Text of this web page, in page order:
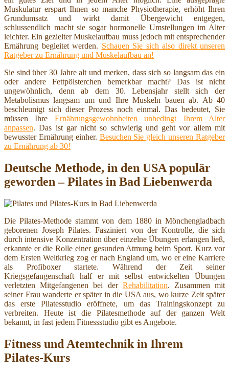
Muskulatur erspart Ihnen so manche Physiotherapie, erhöht Ihren
Grundumsatz und wirkt damit Übergewicht entgegen,
schlussendlich macht sie sogar hormonelle Umstellungen im Alter
leichter. Ein gezielter Muskelaufbau muss jedoch mit entsprechender
Ernährung begleitet werden. Schauen Sie sich also direkt unseren
Ratgeber zu Ernährung und Muskelaufbau an!
Sie sind über 30 Jahre alt und merken, dass sich so langsam das ein
oder andere Fettpölsterchen bemerkbar macht? Das ist nicht
ungewöhnlich, denn ab dem 30. Lebensjahr stellt sich der
Metabolismus langsam um und Ihre Muskeln bauen ab. Ab 40
beschleunigt sich dieser Prozess noch einmal. Das bedeutet, Sie
müssen Ihre Ernährungsgewohnheiten unbedingt Ihrem Alter
anpassen. Das ist gar nicht so schwierig und geht vor allem mit
bewusster Ernährung einher. Besuchen Sie gleich unseren Ratgeber
zu Ernährung ab 30!
Deutsche Methode, in den USA populär
geworden – Pilates in Bad Liebenwerda
Die Pilates-Methode stammt von dem 1880 in Mönchengladbach
geborenen Joseph Pilates. Fasziniert von der Kontrolle, die sich
durch intensive Konzentration über einzelne Übungen erlangen ließ,
erkannte er die Rolle einer gesunden Atmung beim Sport. Kurz vor
dem Ersten Weltkrieg zog er nach England um, wo er eine Karriere
als Profiboxer startete. Während der Zeit seiner
Kriegsgefangenschaft half er mit selbst entwickelten Übungen
verletzten Mitgefangenen bei der Rehabilitation. Zusammen mit
seiner Frau wanderte er später in die USA aus, wo kurze Zeit später
das erste Pilatesstudio eröffnete, um das Trainingskonzept zu
verbreiten. Heute ist die Pilatesmethode auf der ganzen Welt
bekannt, in fast jedem Fitnessstudio gibt es Angebote.
Fitness und Atemtechnik in Ihrem
Pilates-Kurs